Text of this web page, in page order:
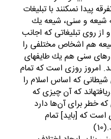
پيدا نمى‏كنند با تبليغات
شيعه و سنى، شيعه يك
روى تبليغاتى كه اجانب
هم اشخاص مختلفى را
سنى هم يك طايفه‏اى
امروز روزى است كه تمام
كه اساس اسلام را
كه آن چيزى كه
خطر براى آن‌ها دارد
كه [بايد] تمام